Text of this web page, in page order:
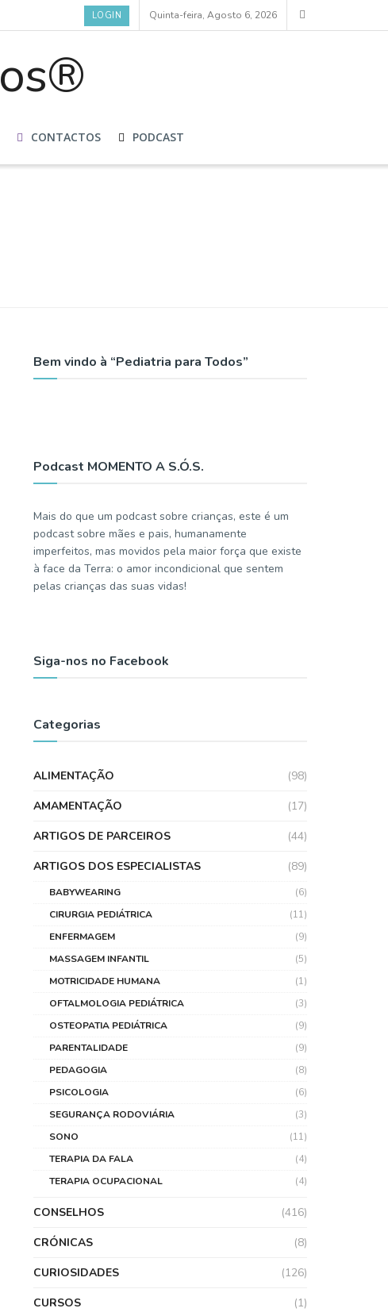
LOGIN Quinta-feira, Agosto 6, 2026
CONTACTOS PODCAST
Bem vindo à “Pediatria para Todos”
Podcast MOMENTO A S.Ó.S.
Mais do que um podcast sobre crianças, este é um
podcast sobre mães e pais, humanamente
imperfeitos, mas movidos pela maior força que existe
à face da Terra: o amor incondicional que sentem
pelas crianças das suas vidas!
Siga-nos no Facebook
Categorias
ALIMENTAÇÃO
(98)
AMAMENTAÇÃO
(17)
ARTIGOS DE PARCEIROS
(44)
ARTIGOS DOS ESPECIALISTAS
(89)
BABYWEARING
(6)
CIRURGIA PEDIÁTRICA
(11)
ENFERMAGEM
(9)
MASSAGEM INFANTIL
(5)
MOTRICIDADE HUMANA
(1)
OFTALMOLOGIA PEDIÁTRICA
(3)
OSTEOPATIA PEDIÁTRICA
(9)
PARENTALIDADE
(9)
PEDAGOGIA
(8)
PSICOLOGIA
(6)
SEGURANÇA RODOVIÁRIA
(3)
SONO
(11)
TERAPIA DA FALA
(4)
TERAPIA OCUPACIONAL
(4)
CONSELHOS
(416)
CRÓNICAS
(8)
CURIOSIDADES
(126)
CURSOS
(1)